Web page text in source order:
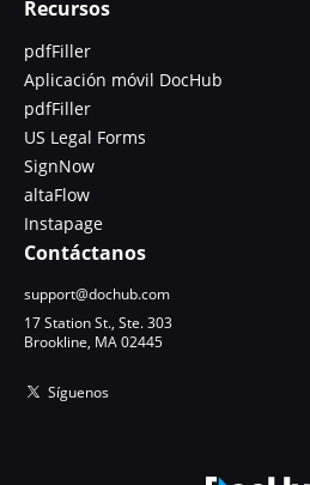
Recursos
pdfFiller
Aplicación móvil DocHub
pdfFiller
US Legal Forms
SignNow
altaFlow
Instapage
Contáctanos
support@dochub.com
17 Station St., Ste. 303
Brookline, MA 02445
Síguenos